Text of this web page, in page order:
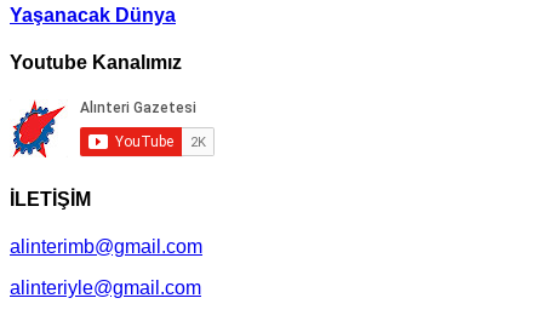
Yaşanacak Dünya
Youtube Kanalımız
İLETİŞİM
alinterimb@gmail.com
alinteriyle@gmail.com